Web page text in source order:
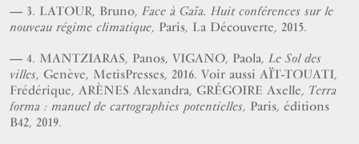
3. LATOUR, Bruno, Face à Gaïa. Huit conférences sur le
nouveau régime climatique, Paris, La Découverte, 2015.
4. MANTZIARAS, Panos, VIGANO, Paola, Le Sol des
villes, Genève, MetisPresses, 2016. Voir aussi AÏT-TOUATI,
Frédérique, ARÈNES Alexandra, GRÉGOIRE Axelle, Terra
forma : manuel de cartographies potentielles, Paris, éditions
B42, 2019.